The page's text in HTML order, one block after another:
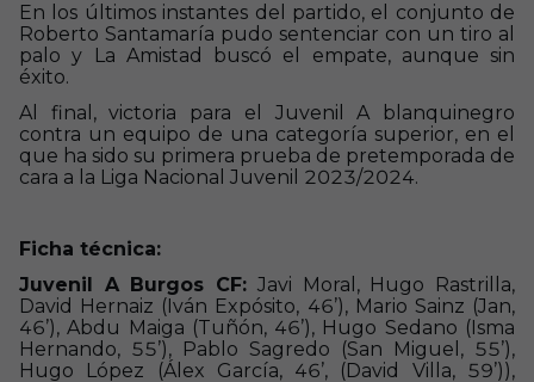
En los últimos instantes del partido, el conjunto de
Roberto Santamaría pudo sentenciar con un tiro al
palo y La Amistad buscó el empate, aunque sin
éxito.
Al final, victoria para el Juvenil A blanquinegro
contra un equipo de una categoría superior, en el
que ha sido su primera prueba de pretemporada de
cara a la Liga Nacional Juvenil 2023/2024.
Ficha técnica:
Juvenil A Burgos CF:Javi Moral, Hugo Rastrilla,
David Hernaiz (Iván Expósito, 46’), Mario Sainz (Jan,
46’), Abdu Maiga (Tuñón, 46’), Hugo Sedano (Isma
Hernando, 55’), Pablo Sagredo (San Miguel, 55’),
Hugo López (Álex García, 46’, (David Villa, 59’)),